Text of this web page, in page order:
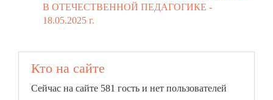
В ОТЕЧЕСТВЕННОЙ ПЕДАГОГИКЕ -
18.05.2025 г.
Кто на сайте
Сейчас на сайте 581 гость и нет пользователей